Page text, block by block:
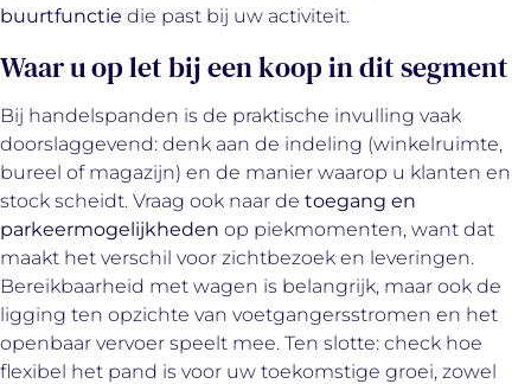
buurtfunctie die past bij uw activiteit.
Waar u op let bij een koop in dit segment
Bij handelspanden is de praktische invulling vaak
doorslaggevend: denk aan de indeling (winkelruimte,
bureel of magazijn) en de manier waarop u klanten en
stock scheidt. Vraag ook naar de toegang en
parkeermogelijkheden op piekmomenten, want dat
maakt het verschil voor zichtbezoek en leveringen.
Bereikbaarheid met wagen is belangrijk, maar ook de
ligging ten opzichte van voetgangersstromen en het
openbaar vervoer speelt mee. Ten slotte: check hoe
flexibel het pand is voor uw toekomstige groei, zowel